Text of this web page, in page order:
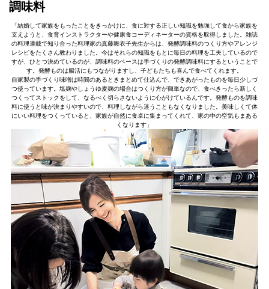
調味料
「結婚して家族をもったことをきっかけに、食に対する正しい知識を勉強して食から家族を
支えようと、食育インストラクターや健康食コーディネーターの資格を取得しました。雑誌
の料理連載で知り合った料理家の真藤舞衣子先生からは、発酵調味料のつくり方やアレンジ
レシピをたくさん教わりました。今はそれらの知識をもとに毎日の料理を工夫しているので
すが、ひとつ決めているのが、調味料のベースは手づくりの発酵調味料にするということで
す。発酵ものは腸活にもつながりますし、子どもたちも喜んで食べてくれます。
自家製の手づくり味噌は時間のあるときまとめて仕込んで、できあがったものを毎日少しづ
つ使っています。塩麹やしょうゆ麦麹の場合はつくり方が簡単なので、食べきったら新しく
つくってストックをして、なるべく切らさないように心がけているんです。発酵ものを調味
料に使うと味が決まりやすいので、料理しながら迷うこともなくなりました。美味しくて体
にいい料理をつくっていると、家族が自然に食卓に集まってくれて、家の中の空気もまある
くなります」